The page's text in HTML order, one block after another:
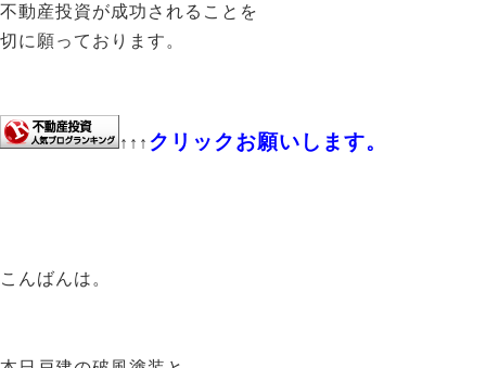
不動産投資が成功されることを
切に願っております。
↑↑↑ クリックお願いします。
こんばんは。